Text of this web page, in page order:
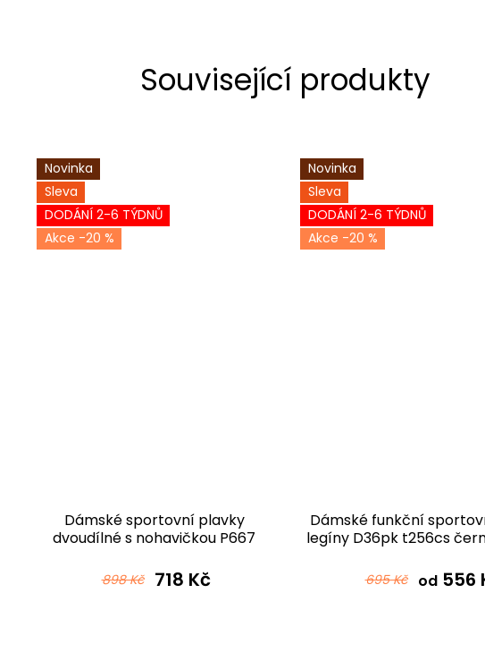
Související produkty
Novinka
Sleva
DODÁNÍ 2-6 TÝDNŮ
-20 %
Dámské sportovní plavky
dvoudílné s nohavičkou P667
898 Kč 718 Kč
Novinka
Sleva
DODÁNÍ 2-6 TÝDNŮ
-20 %
Dámské funkční
legíny D36pk t256cs
695 Kč od556